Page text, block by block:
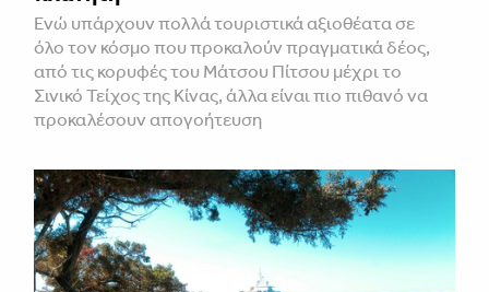
Ενώ υπάρχουν πολλά τουριστικά αξιοθέατα σε
όλο τον κόσμο που προκαλούν πραγματικά δέος,
από τις κορυφές του Μάτσου Πίτσου μέχρι το
Σινικό Τείχος της Κίνας, άλλα είναι πιο πιθανό να
προκαλέσουν απογοήτευση